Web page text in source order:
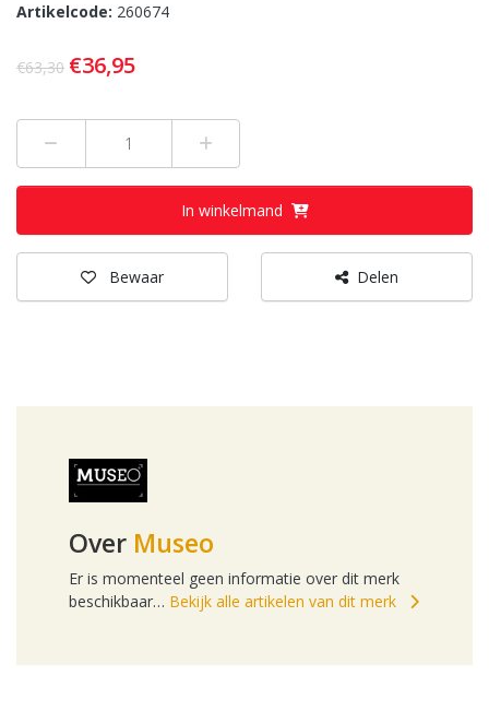
Artikelcode: 260674
€63,30 €36,95
In winkelmand
Bewaar Delen
Over Museo
Er is momenteel geen informatie over dit merk
beschikbaar… Bekijk alle artikelen van dit merk